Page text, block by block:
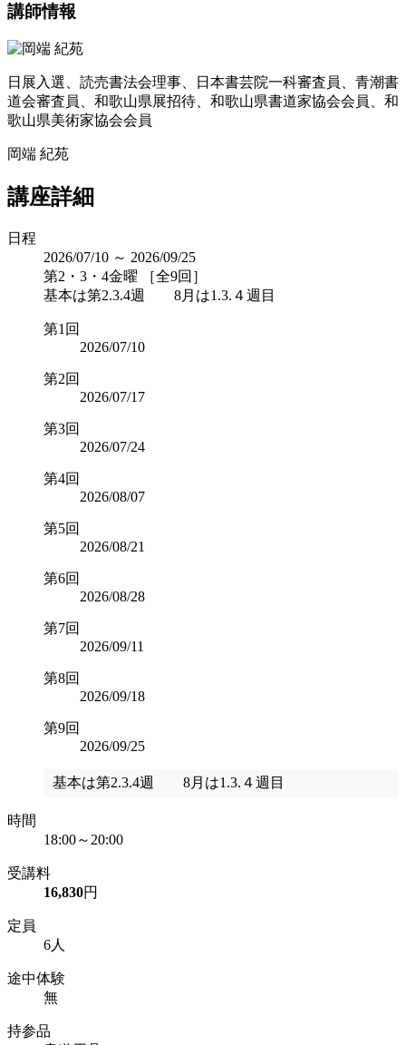
講師情報
日展入選、読売書法会理事、日本書芸院一科審査員、青潮書
道会審査員、和歌山県展招待、和歌山県書道家協会会員、和
歌山県美術家協会会員
岡端 紀苑
講座詳細
日程
2026/07/10 ～ 2026/09/25
第2・3・4金曜 ［全9回］
基本は第2.3.4週 8月は1.3.４週目
第1回
2026/07/10
第2回
2026/07/17
第3回
2026/07/24
第4回
2026/08/07
第5回
2026/08/21
第6回
2026/08/28
第7回
2026/09/11
第8回
2026/09/18
第9回
2026/09/25
基本は第2.3.4週 8月は1.3.４週目
時間
18:00～20:00
受講料
16,830円
定員
6人
途中体験
無
持参品